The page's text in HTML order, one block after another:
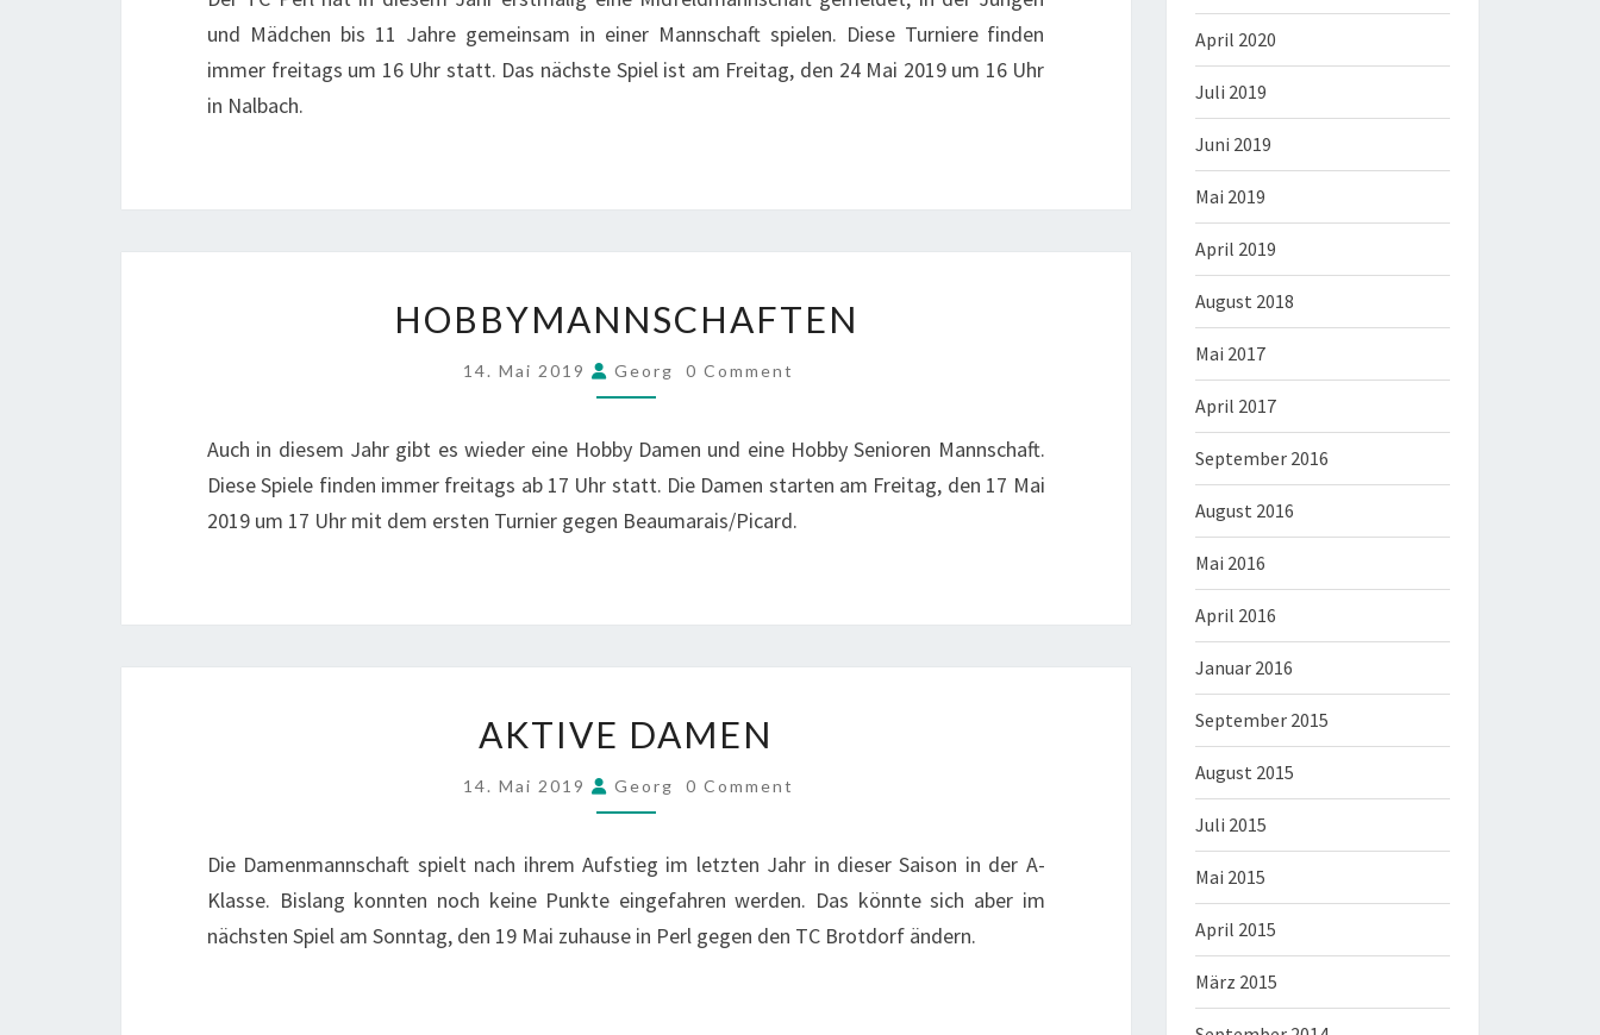
und Mädchen bis 11 Jahre gemeinsam in einer Mannschaft spielen. Diese Turniere finden
immer freitags um 16 Uhr statt. Das nächste Spiel ist am Freitag, den 24 Mai 2019 um 16 Uhr
in Nalbach.
HOBBYMANNSCHAFTEN
14. Mai 2019 Georg COMMENTS
0 Comment
Auch in diesem Jahr gibt es wieder eine Hobby Damen und eine Hobby Senioren Mannschaft.
Diese Spiele finden immer freitags ab 17 Uhr statt. Die Damen starten am Freitag, den 17 Mai
2019 um 17 Uhr mit dem ersten Turnier gegen Beaumarais/Picard.
DAMEN
AKTIVE DAMEN
14. Mai 2019 Georg COMMENTS
0 Comment
Die Damenmannschaft spielt nach ihrem Aufstieg im letzten Jahr in dieser Saison in der A-
Klasse. Bislang konnten noch keine Punkte eingefahren werden. Das könnte sich aber im
nächsten Spiel am Sonntag, den 19 Mai zuhause in Perl gegen den TC Brotdorf ändern.
April 2020
Juli 2019
Juni 2019
Mai 2019
April 2019
August 2018
Mai 2017
April 2017
September 2016
August 2016
Mai 2016
April 2016
Januar 2016
September 2015
August 2015
Juli 2015
Mai 2015
April 2015
März 2015